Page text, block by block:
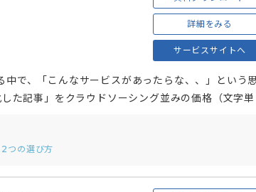
詳細をみる
サービスサイトへ
で、「こんなサービスがあったらな、、」という
た記事」をクラウドソーシング並みの価格（文字単
つの選び方